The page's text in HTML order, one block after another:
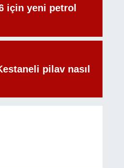
için yeni petrol
pilav nasıl